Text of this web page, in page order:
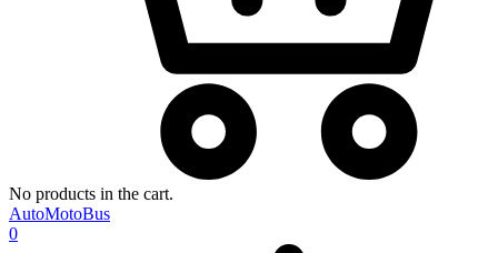
No products in the cart.
AutoMotoBus
0